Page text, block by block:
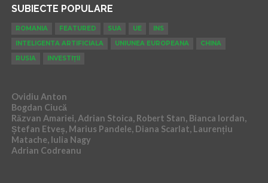
SUBIECTE POPULARE
ROMANIA FEATURED SUA UE
INS
INTELIGENTA ARTIFICIALA
UNIUNEA EUROPEANA
CHINA
RUSIA
INVESTIȚII
Ovidiu Anton
Bogdan Ciucă
Răzvan Amariei, Adrian Stoica, Robert Stan, Bianca Iordan,
Ștefan Etveș, Marius Pandele, Diana Scarlat, Laurențiu
Matache, Iulia Nagy
Adrian Codreanu